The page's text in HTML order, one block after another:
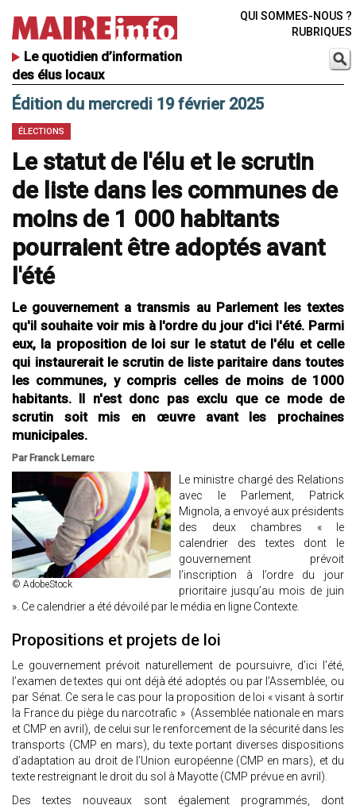
Le quotidien d’information
des élus locaux
QUI SOMMES-NOUS ?
RUBRIQUES
Édition du mercredi 19 février 2025
ÉLECTIONS
Le statut de l'élu et le scrutin
de liste dans les communes de
moins de 1 000 habitants
pourraient être adoptés avant
l'été
Le gouvernement a transmis au Parlement les textes
qu'il souhaite voir mis à l'ordre du jour d'ici l'été. Parmi
eux, la proposition de loi sur le statut de l'élu et celle
qui instaurerait le scrutin de liste paritaire dans toutes
les communes, y compris celles de moins de 1000
habitants. Il n'est donc pas exclu que ce mode de
scrutin soit mis en œuvre avant les prochaines
municipales.
Par Franck Lemarc
© AdobeStock
Le ministre chargé des Relations
avec le Parlement, Patrick
Mignola, a envoyé aux présidents
des deux chambres « le
calendrier des textes dont le
gouvernement prévoit
l’inscription à l’ordre du jour
prioritaire jusqu’au mois de juin
». Ce calendrier a été dévoilé par le média en ligne Contexte.
Propositions et projets de loi
Le gouvernement prévoit naturellement de poursuivre, d’ici l’été,
l’examen de textes qui ont déjà été adoptés ou par l’Assemblée, ou
par Sénat. Ce sera le cas pour la proposition de loi « visant à sortir
la France du piège du narcotrafic » (Assemblée nationale en mars
et CMP en avril), de celui sur le renforcement de la sécurité dans les
transports (CMP en mars), du texte portant diverses dispositions
d’adaptation au droit de l’Union européenne (CMP en mars), et du
texte restreignant le droit du sol à Mayotte (CMP prévue en avril).
Des textes nouveaux sont également programmés, dont